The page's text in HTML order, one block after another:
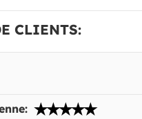
CLIENTS: